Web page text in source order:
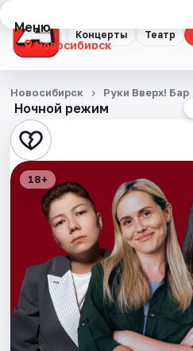
Концерты Театр
Меню
Новосибирск
Концерты
Театр
Стендап
Выставки
Квесты
Экскурсии
Спорт
События
Ночной режим
Новосибирск Руки Вверх! Бар
18+